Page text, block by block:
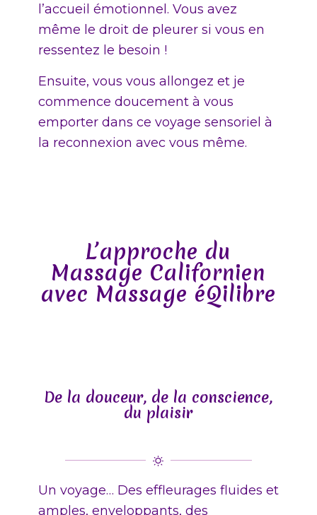
l’accueil émotionnel. Vous avez
même le droit de pleurer si vous en
ressentez le besoin !
Ensuite, vous vous allongez et je
commence doucement à vous
emporter dans ce voyage sensoriel à
la reconnexion avec vous même.
L’approche du
Massage Californien
avec Massage éQilibre
De la douceur, de la conscience,
du plaisir
Un voyage… Des effleurages fluides et
amples, enveloppants, des